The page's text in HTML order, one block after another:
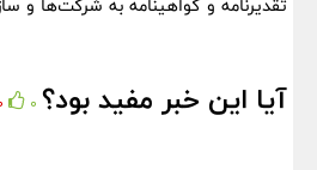
آیا این خبر مفید بود؟ 0